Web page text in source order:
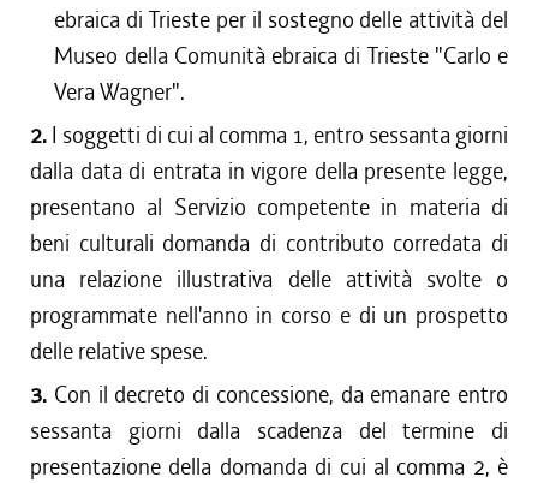
ebraica di Trieste per il sostegno delle attività del
Museo della Comunità ebraica di Trieste "Carlo e
Vera Wagner".
2. I soggetti di cui al comma 1, entro sessanta giorni
dalla data di entrata in vigore della presente legge,
presentano al Servizio competente in materia di
beni culturali domanda di contributo corredata di
una relazione illustrativa delle attività svolte o
programmate nell'anno in corso e di un prospetto
delle relative spese.
3. Con il decreto di concessione, da emanare entro
sessanta giorni dalla scadenza del termine di
presentazione della domanda di cui al comma 2, è